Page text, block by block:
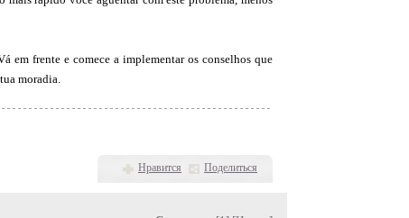
em frente e comece a implementar os conselhos que
moradia.
Нравится Поделиться